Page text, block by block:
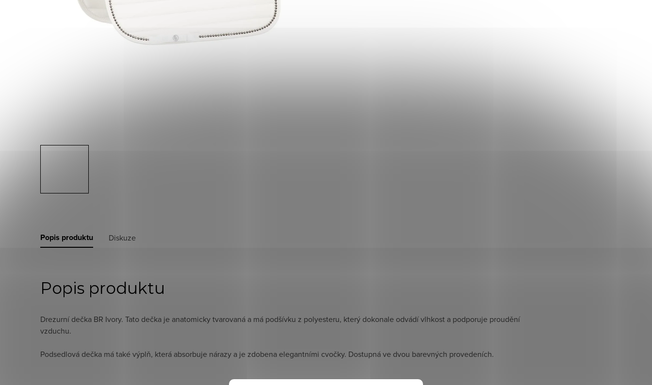
Popis produktu Diskuze
Popis produktu
Drezurní dečka BR Ivory. Tato dečka je anatomicky tvarovaná a má podšívku z polyesteru, který dokonale odvádí vlhkost a podporuje proudění
vzduchu.
Podsedlová dečka má také výplň, která absorbuje nárazy a je zdobena elegantními cvočky. Dostupná ve dvou barevných provedeních.